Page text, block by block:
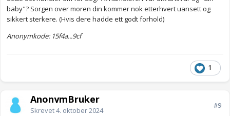
baby"? Sorgen over moren din kommer nok etterhvert uansett og
sikkert sterkere. (Hvis dere hadde ett godt forhold)
Anonymkode: 15f4a...9cf
1
AnonymBruker
Skrevet4. oktober 2024
#9